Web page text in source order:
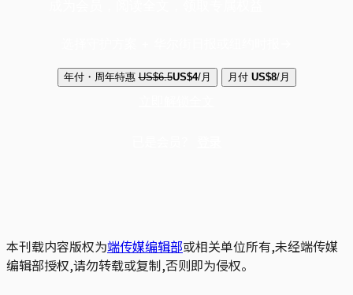
年付・周年特惠 US$6.5US$4/月 月付 US$8/月
本刊载内容版权为端传媒编辑部或相关单位所有,未经端传媒
编辑部授权,请勿转载或复制,否则即为侵权。